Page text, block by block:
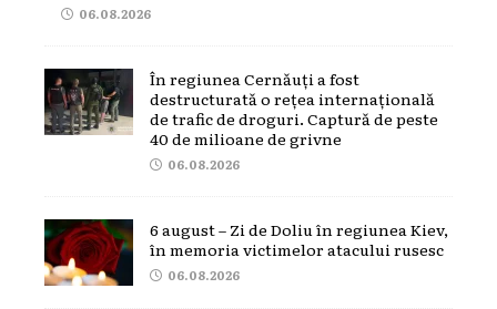
06.08.2026
În regiunea Cernăuți a fost
destructurată o rețea internațională
de trafic de droguri. Captură de peste
40 de milioane de grivne
06.08.2026
6 august – Zi de Doliu în regiunea Kiev,
în memoria victimelor atacului rusesc
06.08.2026